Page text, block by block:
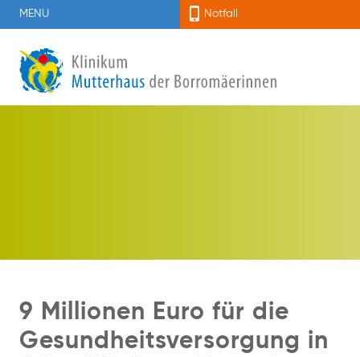
MENU Notfall
9 Millionen Euro für die
Gesundheitsversorgung in